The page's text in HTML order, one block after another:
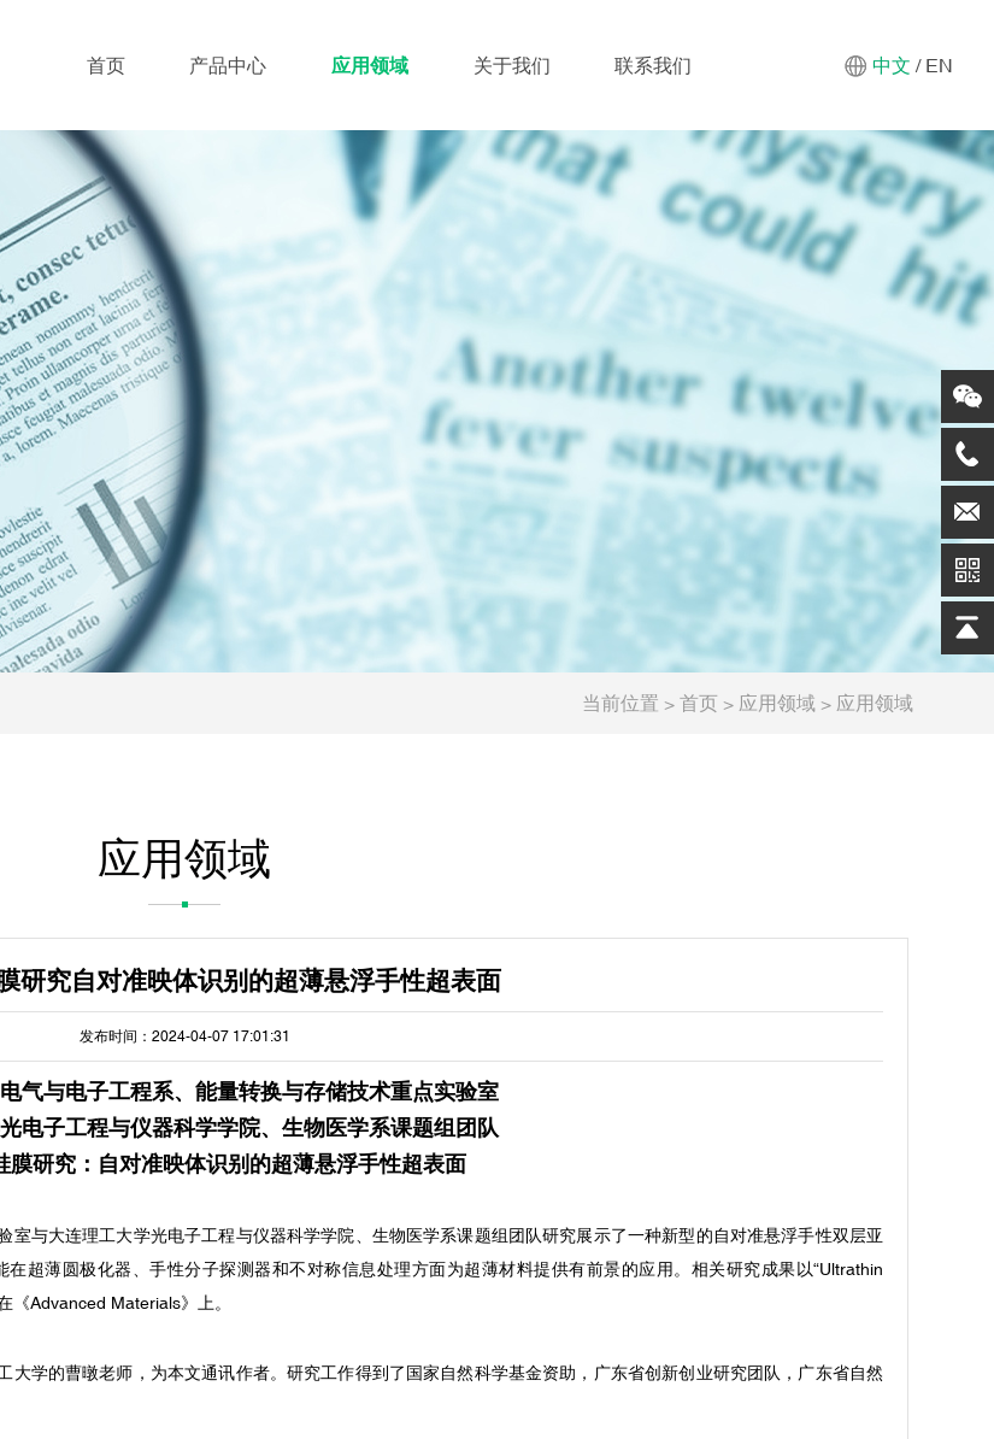
首页 产品中心 应用领域 关于我们 联系我们 中文 / EN
当前位置 > 首页> 应用领域 > 应用领域
应用领域
研究自对准映体识别的超薄悬浮手性超表面
发布时间：2024-04-07 17:01:31
气与电子工程系、 能量转换与存储技术重点实验室
电子工程与仪器科学学院、 生物医学系课题组团队
膜研究： 自对准映体识别的超薄悬浮手性超表面
与大连理工大学光电子工程与仪器科学学院、生物医学系课题组团队研究展示了一种新型的自对准悬浮手性双层亚
超薄圆极化器、手性分子探测器和不对称信息处理方面为超薄材料提供有前景的应用。相关研究成果以“Ultrathin
Advanced Materials》上。
学的曹暾老师，为本文通讯作者。研究工作得到了国家自然科学基金资助，广东省创新创业研究团队，广东省自然